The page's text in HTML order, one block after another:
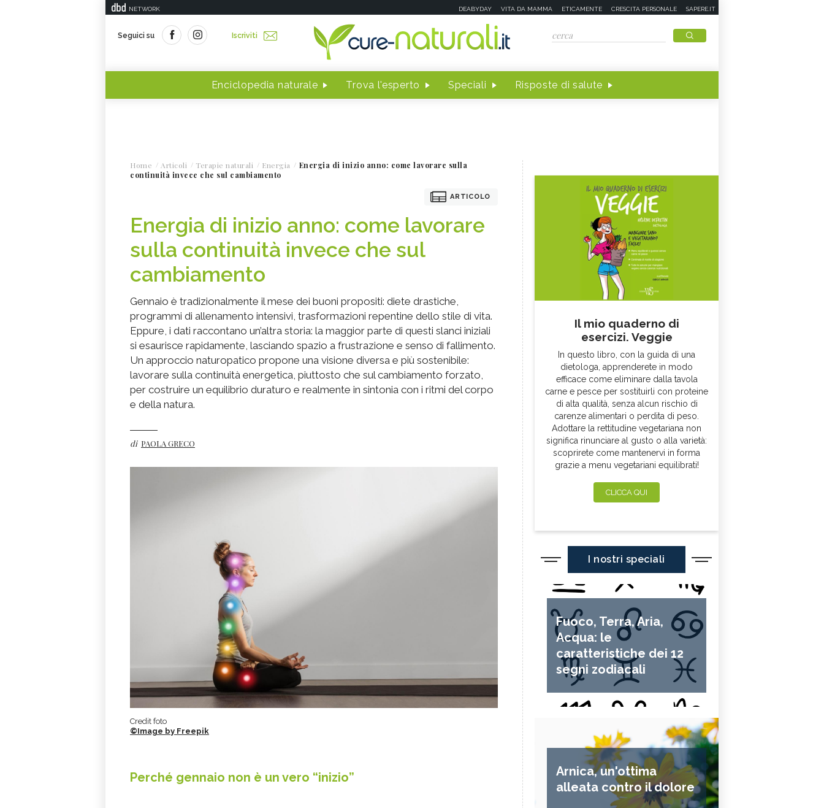
NETWORK DEABYDAY VITA DA MAMMA ETICAMENTE CRESCITA PERSONALE SAPERE.IT
Seguici su Iscriviti
Enciclopedia naturale Trova l'esperto Speciali Risposte di salute
Home Articoli Terapie naturali Energia
Energia di inizio anno: come lavorare sulla
continuità invece che sul cambiamento
ARTICOLO
Energia di inizio anno: come lavorare
sulla continuità invece che sul
cambiamento
Gennaio è tradizionalmente il mese dei buoni propositi: diete drastiche,
programmi di allenamento intensivi, trasformazioni repentine dello stile di vita.
Eppure, i dati raccontano un’altra storia: la maggior parte di questi slanci iniziali
si esaurisce rapidamente, lasciando spazio a frustrazione e senso di fallimento.
Un approccio naturopatico propone una visione diversa e più sostenibile:
lavorare sulla continuità energetica, piuttosto che sul cambiamento forzato,
per costruire un equilibrio duraturo e realmente in sintonia con i ritmi del corpo
e della natura.
di PAOLA GRECO
Credit foto
©Image by Freepik
Perché gennaio non è un vero “inizio”
Il mio quaderno di
esercizi. Veggie
In questo libro, con la guida di una
dietologa, apprenderete in modo
efficace come eliminare dalla tavola
carne e pesce per sostituirli con proteine
di alta qualità, senza alcun rischio di
carenze alimentari o perdita di peso.
Adottare la rettitudine vegetariana non
significa rinunciare al gusto o alla varietà:
scoprirete come mantenervi in forma
grazie a menu vegetariani equilibrati!
CLICCA QUI
I nostri speciali
Fuoco, Terra, Aria,
Acqua: le
caratteristiche dei 12
segni zodiacali
Arnica, un'ottima
alleata contro il dolore